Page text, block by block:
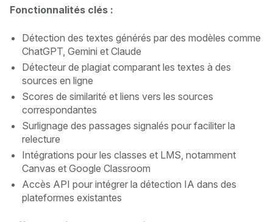
Fonctionnalités clés :
Détection des textes générés par des modèles comme
ChatGPT, Gemini et Claude
Détecteur de plagiat comparant les textes à des
sources en ligne
Scores de similarité et liens vers les sources
correspondantes
Surlignage des passages signalés pour faciliter la
relecture
Intégrations pour les classes et LMS, notamment
Canvas et Google Classroom
Accès API pour intégrer la détection IA dans des
plateformes existantes